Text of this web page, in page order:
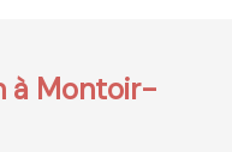
à Montoir-